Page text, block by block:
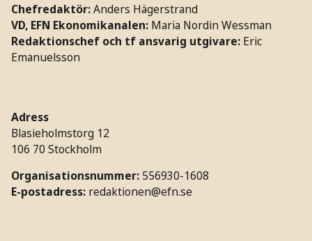
Chefredaktör:Anders Hägerstrand
VD, EFN Ekonomikanalen: Maria Nordin Wessman
Redaktionschef och tf ansvarig utgivare: Eric
Emanuelsson
Adress
Blasieholmstorg 12
106 70 Stockholm
Organisationsnummer: 556930-1608
E-postadress: redaktionen@efn.se